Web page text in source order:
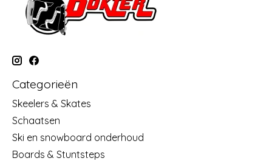
Categorieën
Skeelers & Skates
Schaatsen
Ski en snowboard onderhoud
Boards & Stuntsteps